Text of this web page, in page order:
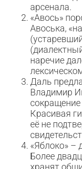
арсенала.
«Авось»
Авоська,
наречие
Даль
Владимир
сокращение
Красивая
её не
«Яблоко» –
Более
хранят